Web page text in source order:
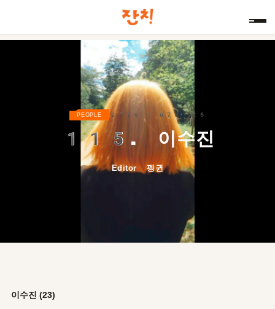
PEOPLE 2016 · 07 · 26
115.이수진
Editor 펭귄
이수진 (23)